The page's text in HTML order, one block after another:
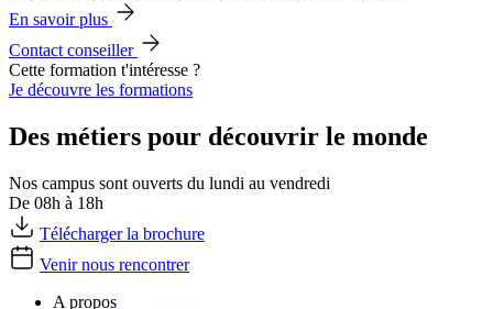
En savoir plus
Contact conseiller
Cette formation t'intéresse ?
Je découvre les formations
Des métiers pour découvrir le monde
Nos campus sont ouverts du lundi au vendredi
De 08h à 18h
Télécharger la brochure
Venir nous rencontrer
A propos